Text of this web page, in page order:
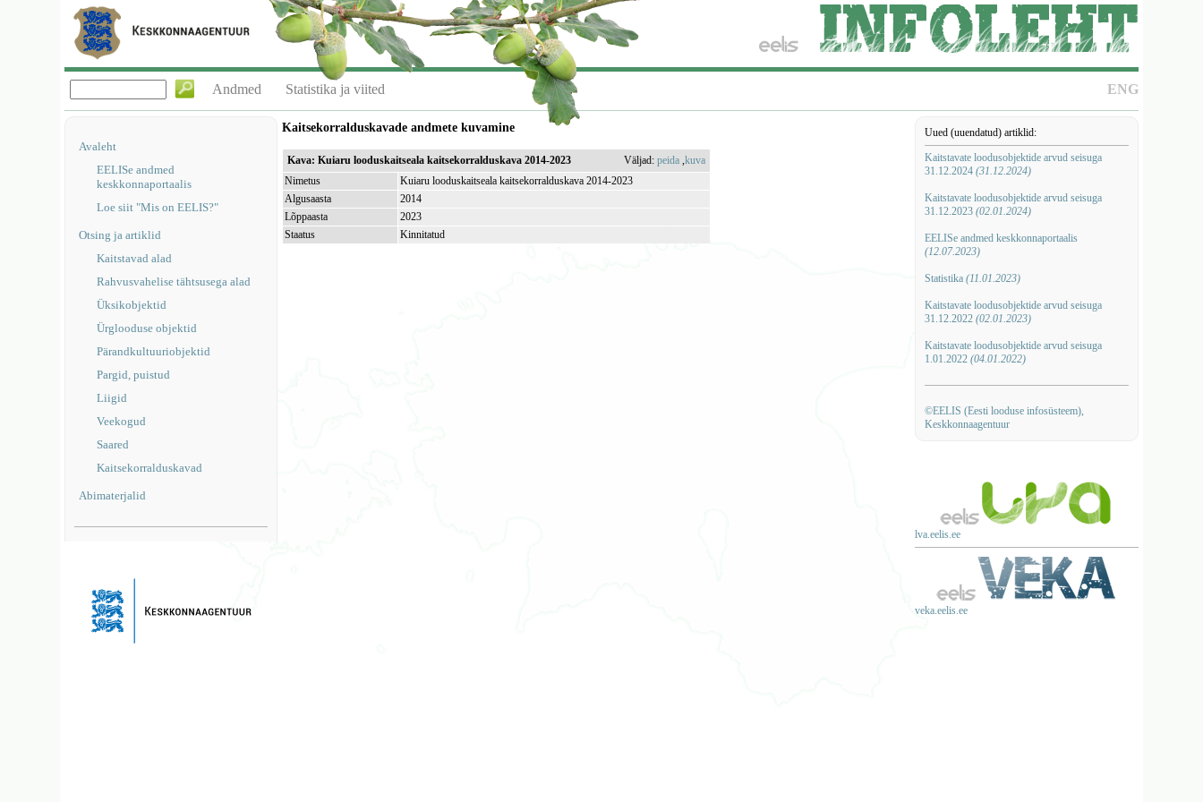
ENG
Andmed Statistika ja viited
Avaleht
EELISe andmed
keskkonnaportaalis
Loe siit "Mis on EELIS?"
Otsing ja artiklid
Kaitstavad alad
Rahvusvahelise tähtsusega alad
Üksikobjektid
Ürglooduse objektid
Pärandkultuuriobjektid
Pargid, puistud
Liigid
Veekogud
Saared
Kaitsekorralduskavad
Abimaterjalid
Uued (uuendatud) artiklid:
Kaitstavate loodusobjektide arvud seisuga
31.12.2024 (31.12.2024)
Kaitstavate loodusobjektide arvud seisuga
31.12.2023 (02.01.2024)
EELISe andmed keskkonnaportaalis
(12.07.2023)
Statistika (11.01.2023)
Kaitstavate loodusobjektide arvud seisuga
31.12.2022 (02.01.2023)
Kaitstavate loodusobjektide arvud seisuga
1.01.2022 (04.01.2022)
©EELIS (Eesti looduse infosüsteem),
Keskkonnaagentuur
lva.eelis.ee
veka.eelis.ee
Kaitsekorralduskavade andmete kuvamine
Kava: Kuiaru looduskaitseala kaitsekorralduskava 2014-2023 Väljad:peida ,kuva
Nimetus
Kuiaru looduskaitseala kaitsekorralduskava 2014-2023
Algusaasta
2014
Lõppaasta
2023
Staatus
Kinnitatud